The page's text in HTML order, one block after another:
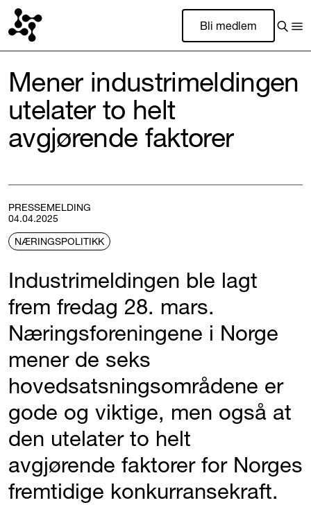
Bli medlem
Mener industrimeldingen
utelater to helt
avgjørende faktorer
PRESSEMELDING
04.04.2025
NÆRINGSPOLITIKK
Industrimeldingen ble lagt
frem fredag 28. mars.
Næringsforeningene i Norge
mener de seks
hovedsatsningsområdene er
gode og viktige, men også at
den utelater to helt
avgjørende faktorer for Norges
fremtidige konkurransekraft.